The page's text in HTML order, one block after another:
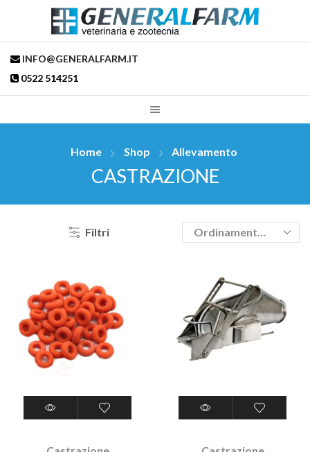
INFO@GENERALFARM.IT
0522 514251
Home Shop Allevamento
CASTRAZIONE
Filtri